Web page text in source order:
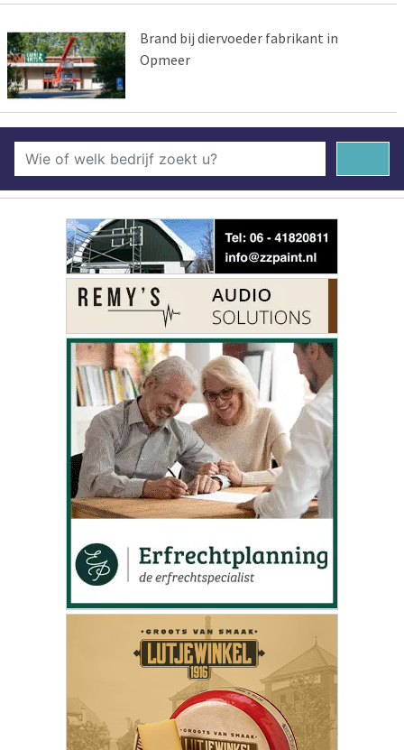
Brand bij diervoeder fabrikant in
Opmeer